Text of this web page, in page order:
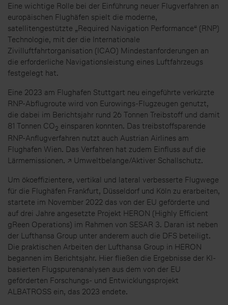
Eine wichtige Rolle bei der Einführung neuer Flugverfahren an
europäischen Flughäfen spielt die moderne,
satellitengestützte „Required Navigation Performance“ (RNP)
Technologie, mit der die Internationale
Zivilluftfahrtorganisation (ICAO) Mindestanforderungen an
die erforderliche Navigationsleistung eines Luftfahrzeugs
festgelegt hat.
Eine 2023 am Flughafen Stuttgart neu eingeführte verkürzte
RNP-Abflugroute wird von Eurowings-Flugzeugen genutzt,
die dabei im Berichtsjahr rund 26 Tonnen Treibstoff und damit
81 Tonnen CO2 einsparen konnten. Das treibstoffsparende
RNP-Anflugverfahren nutzt auch Austrian Airlines am
Flughafen Wien. Das Verfahren hat zudem Einfluss auf die
Lärmemissionen. ↗ Umweltbelange/Aktiver Schallschutz.
Um ökoeffizientere, vertikal und lateral verbesserte Flugwege
für die Flughäfen Frankfurt, Düsseldorf und Köln zu erarbeiten,
startete im November 2022 das von der EU geförderte und
auf drei Jahre angesetzte Projekt HERON (Highly Efficient
gReen Operations) im Rahmen von SESAR 3. Daran ist neben
der Lufthansa Group unter anderem auch die DFS beteiligt.
Die praktischen Arbeiten der Lufthansa Group in HERON
begannen im Berichtsjahr. Hier fließen die Ergebnisse der KI-
basierten Flugspurenanalysen aus dem von der EU
geförderten Forschungs- und Entwicklungsprojekt
ALBATROSS ein, das 2023 endete.